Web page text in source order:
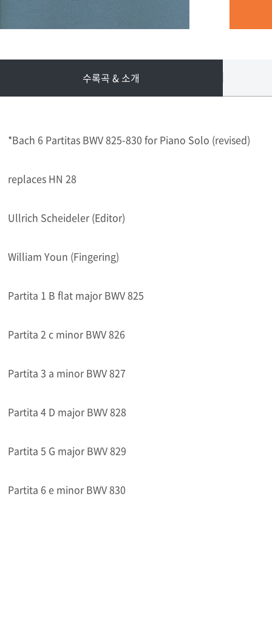
수록곡 & 소개
*Bach 6 Partitas BWV 825-830 for Piano Solo (revised)
replaces HN 28
Ullrich Scheideler (Editor)
William Youn (Fingering)
Partita 1 B flat major BWV 825
Partita 2 c minor BWV 826
Partita 3 a minor BWV 827
Partita 4 D major BWV 828
Partita 5 G major BWV 829
Partita 6 e minor BWV 830